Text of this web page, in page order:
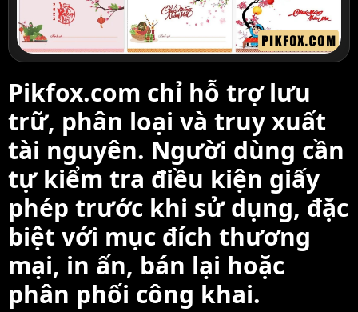
Pikfox.com chỉ hỗ trợ lưu
trữ, phân loại và truy xuất
tài nguyên. Người dùng cần
tự kiểm tra điều kiện giấy
phép trước khi sử dụng, đặc
biệt với mục đích thương
mại, in ấn, bán lại hoặc
phân phối công khai.